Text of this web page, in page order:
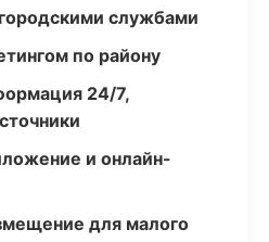
службами
по району
24/7,
и онлайн-
для малого